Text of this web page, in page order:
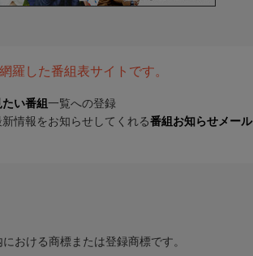
羅した番組表サイトです。
たい番組 一覧への登録
情報をお知らせしてくれる番組お知らせメール
おける商標または登録商標です。